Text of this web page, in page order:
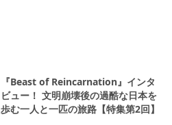
『Beast of Reincarnation』インタ
ビュー！ 文明崩壊後の過酷な日本を
歩む一人と一匹の旅路【特集第2回】